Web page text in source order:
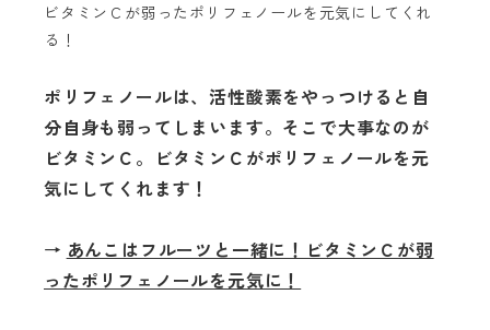
ビタミンＣが弱ったポリフェノールを元気にしてくれ
る！
ポリフェノールは、活性酸素をやっつけると自
分自身も弱ってしまいます。そこで大事なのが
ビタミンＣ。ビタミンＣがポリフェノールを元
気にしてくれます！
→ あんこはフルーツと一緒に！ビタミンＣが弱
ったポリフェノールを元気に！